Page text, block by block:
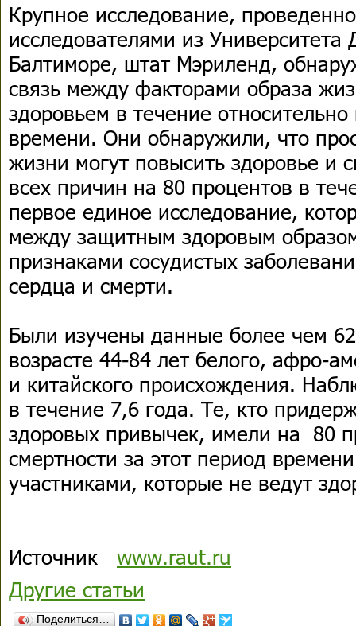
Крупное исследование,
исследователями из
Балтиморе, штат Мэриленд,
связь между факторами образа
здоровьем в течение
времени. Они обнаружили, что
жизни могут повысить здоровье и
всех причин на 80 процентов в
первое единое исследование,
между защитным здоровым
признаками сосудистых
сердца и смерти.
Были изучены данные более чем
возрасте 44-84 лет белого, афро-
и китайского происхождения.
в течение 7,6 года. Те, кто
здоровых привычек, имели на 80
смертности за этот период
участниками, которые не ведут
Источник www.raut.ru
Другие статьи
Поделиться…